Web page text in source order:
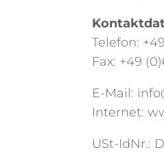
Telefon:
Fax: +49
E-Mail:
Internet:
USt-IdNr.: